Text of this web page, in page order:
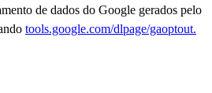
de dados do Google gerados pelo
tools.google.com/dlpage/gaoptout.